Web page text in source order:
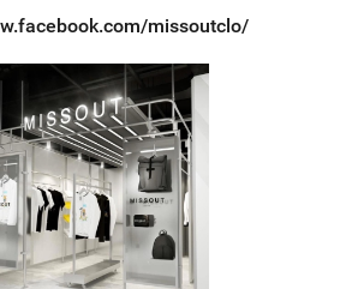
missoutclo/